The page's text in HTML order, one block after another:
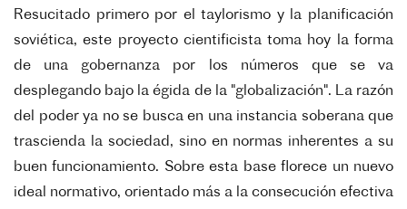
Resucitado primero por el taylorismo y la planificación
soviética, este proyecto cientificista toma hoy la forma
de una gobernanza por los números que se va
desplegando bajo la égida de la "globalización". La razón
del poder ya no se busca en una instancia soberana que
trascienda la sociedad, sino en normas inherentes a su
buen funcionamiento. Sobre esta base florece un nuevo
ideal normativo, orientado más a la consecución efectiva